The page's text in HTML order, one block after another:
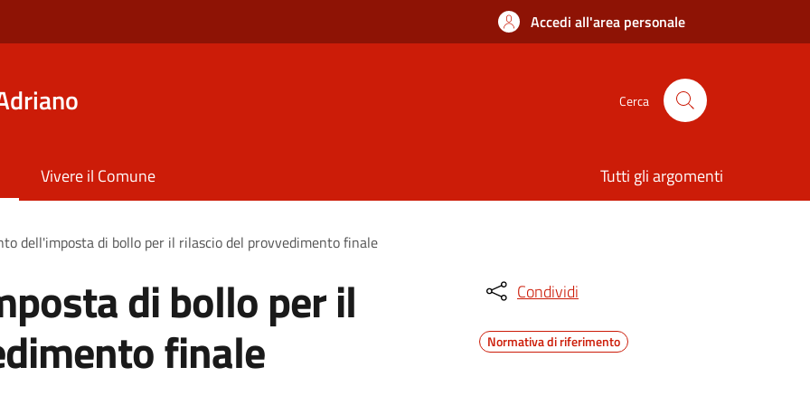
Accedi all'area personale
Cerca
Vivere il Comune Tutti gli argomenti
dell'imposta di bollo per il rilascio del provvedimento finale
di bollo per il
finale
Condividi
Normativa di riferimento